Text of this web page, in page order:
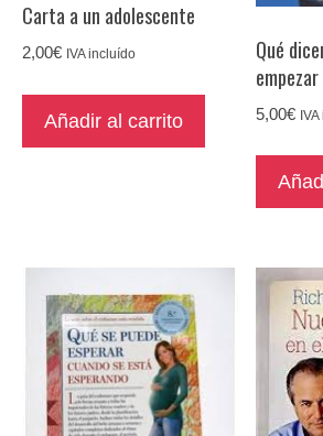
Carta a un adolescente
2,00€ IVA incluído
Añadir al carrito
Qué
5,00€